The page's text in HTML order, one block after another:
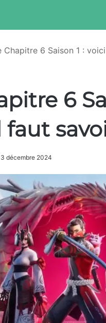
Chapitre 6 Saison 1 :
6
faut
décembre 2024